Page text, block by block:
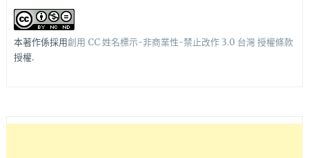
本著作係採用創用 CC 姓名標示-非商業性-禁止改作 3.0 台灣 授權條款
授權.